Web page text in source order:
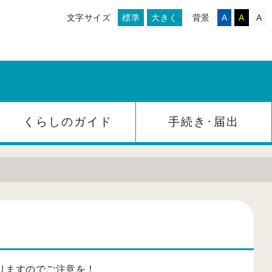
背景 A A A
文字サイズ 標準 大きく
くらしのガイド 手続き･届出
すのでご注意を！